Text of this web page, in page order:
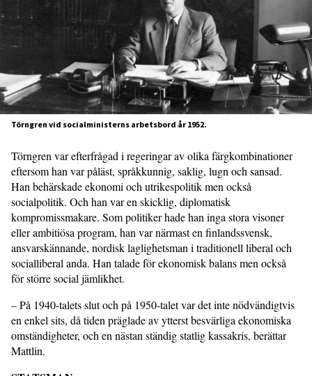
Törngren vid socialministerns arbetsbord år 1952.
Törngren var efterfrågad i regeringar av olika färgkombinationer
eftersom han var påläst, språkkunnig, saklig, lugn och sansad.
Han behärskade ekonomi och utrikespolitik men också
socialpolitik. Och han var en skicklig, diplomatisk
kompromissmakare. Som politiker hade han inga stora visoner
eller ambitiösa program, han var närmast en finlandssvensk,
ansvarskännande, nordisk laglighetsman i traditionell liberal och
socialliberal anda. Han talade för ekonomisk balans men också
för större social jämlikhet.
– På 1940-talets slut och på 1950-talet var det inte nödvändigtvis
en enkel sits, då tiden präglade av ytterst besvärliga ekonomiska
omständigheter, och en nästan ständig statlig kassakris, berättar
Mattlin.